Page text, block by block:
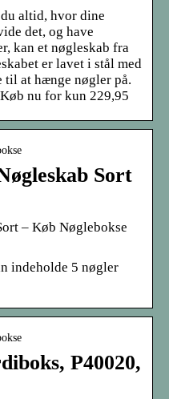
altid, hvor dine
det, og have
kan et nøgleskab fra
er lavet i stål med
til at hænge nøgler på.
nu for kun 229,95
Sort
– Køb Nøglebokse
indeholde 5 nøgler
P40020,